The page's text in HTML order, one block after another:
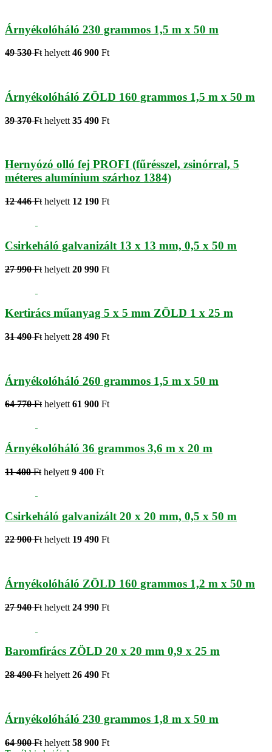
Árnyékolóháló 230 grammos 1,5 m x 50 m
49 530 Ft helyett 46 900 Ft
Árnyékolóháló ZÖLD 160 grammos 1,5 m x 50 m
39 370 Ft helyett 35 490 Ft
Hernyózó olló fej PROFI (fűrésszel, zsinórral, 5
méteres alumínium szárhoz 1384)
12 446 Ft helyett 12 190 Ft
Csirkeháló galvanizált 13 x 13 mm, 0,5 x 50 m
27 990 Ft helyett 20 990 Ft
Kertirács műanyag 5 x 5 mm ZÖLD 1 x 25 m
31 490 Ft helyett 28 490 Ft
Árnyékolóháló 260 grammos 1,5 m x 50 m
64 770 Fthelyett61 900 Ft
Árnyékolóháló 36 grammos 3,6 m x 20 m
11 400 Ft helyett 9 400 Ft
Csirkeháló galvanizált 20 x 20 mm, 0,5 x 50 m
22 900 Ft helyett 19 490 Ft
Árnyékolóháló ZÖLD 160 grammos 1,2 m x 50 m
27 940 Ft helyett 24 990 Ft
Baromfirács ZÖLD 20 x 20 mm 0,9 x 25 m
28 490 Ft helyett 26 490 Ft
Árnyékolóháló 230 grammos 1,8 m x 50 m
64 900 Ft helyett 58 900 Ft